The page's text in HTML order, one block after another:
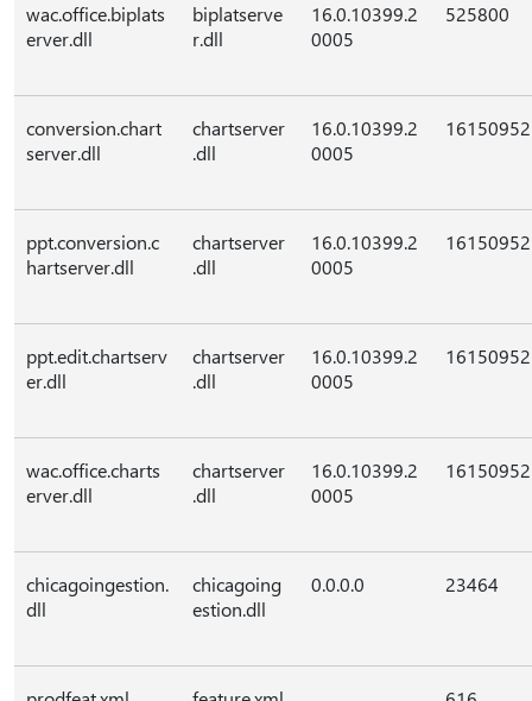
wac.office.biplats
erver.dll
biplatserve
r.dll
16.0.10399.2
0005
525800
conversion.chart
server.dll
chartserver
.dll
16.0.10399.2
0005
16150952
ppt.conversion.c
hartserver.dll
chartserver
.dll
16.0.10399.2
0005
16150952
ppt.edit.chartserv
er.dll
chartserver
.dll
16.0.10399.2
0005
16150952
wac.office.charts
erver.dll
chartserver
.dll
16.0.10399.2
0005
16150952
chicagoingestion.
dll
chicagoing
estion.dll
0.0.0.0 23464